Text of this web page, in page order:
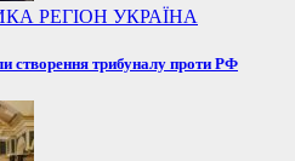
РЕГІОН УКРАЇНА
створення трибуналу проти РФ